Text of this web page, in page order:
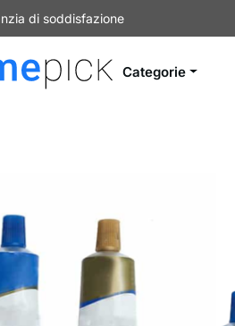
di soddisfazione
Categorie